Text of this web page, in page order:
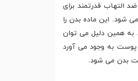
التهاب قدرتمند برای
شود. این ماده بدن را
همین دلیل می توان
پوست به وجود می آورد
بدن می شود.